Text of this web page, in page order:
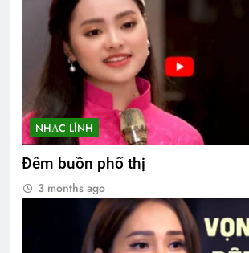
NHẠC LÍNH
Đêm buồn phố thị
3 months ago